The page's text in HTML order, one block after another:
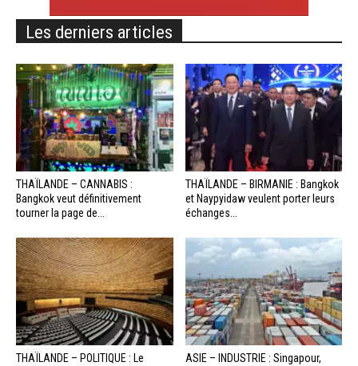
Les derniers articles
THAÏLANDE – CANNABIS :
Bangkok veut définitivement
tourner la page de...
THAÏLANDE – BIRMANIE : Bangkok
et Naypyidaw veulent porter leurs
échanges...
THAÏLANDE – POLITIQUE : Le
ASIE – INDUSTRIE : Singapour,